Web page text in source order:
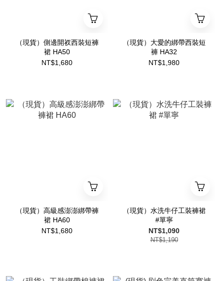
（現貨）側邊開衩西裝短褲
裙 HA50
NT$1,680
（現貨）大愛的綁帶西裝短
褲 HA32
NT$1,980
（現貨）高級感澎澎綁帶褲
裙 HA60
NT$1,680
（現貨）水洗牛仔工裝褲裙
#單寧
NT$1,090
NT$1,190